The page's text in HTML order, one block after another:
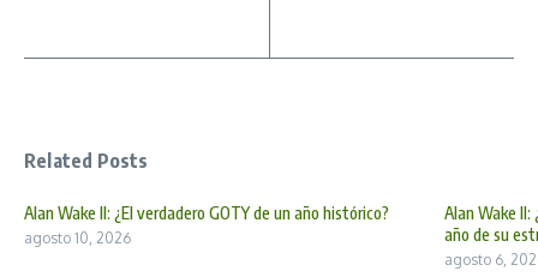
Related Posts
Alan Wake II: ¿El verdadero GOTY de un año histórico?
agosto 10, 2026
Alan Wake II:
año de su
agosto 6,